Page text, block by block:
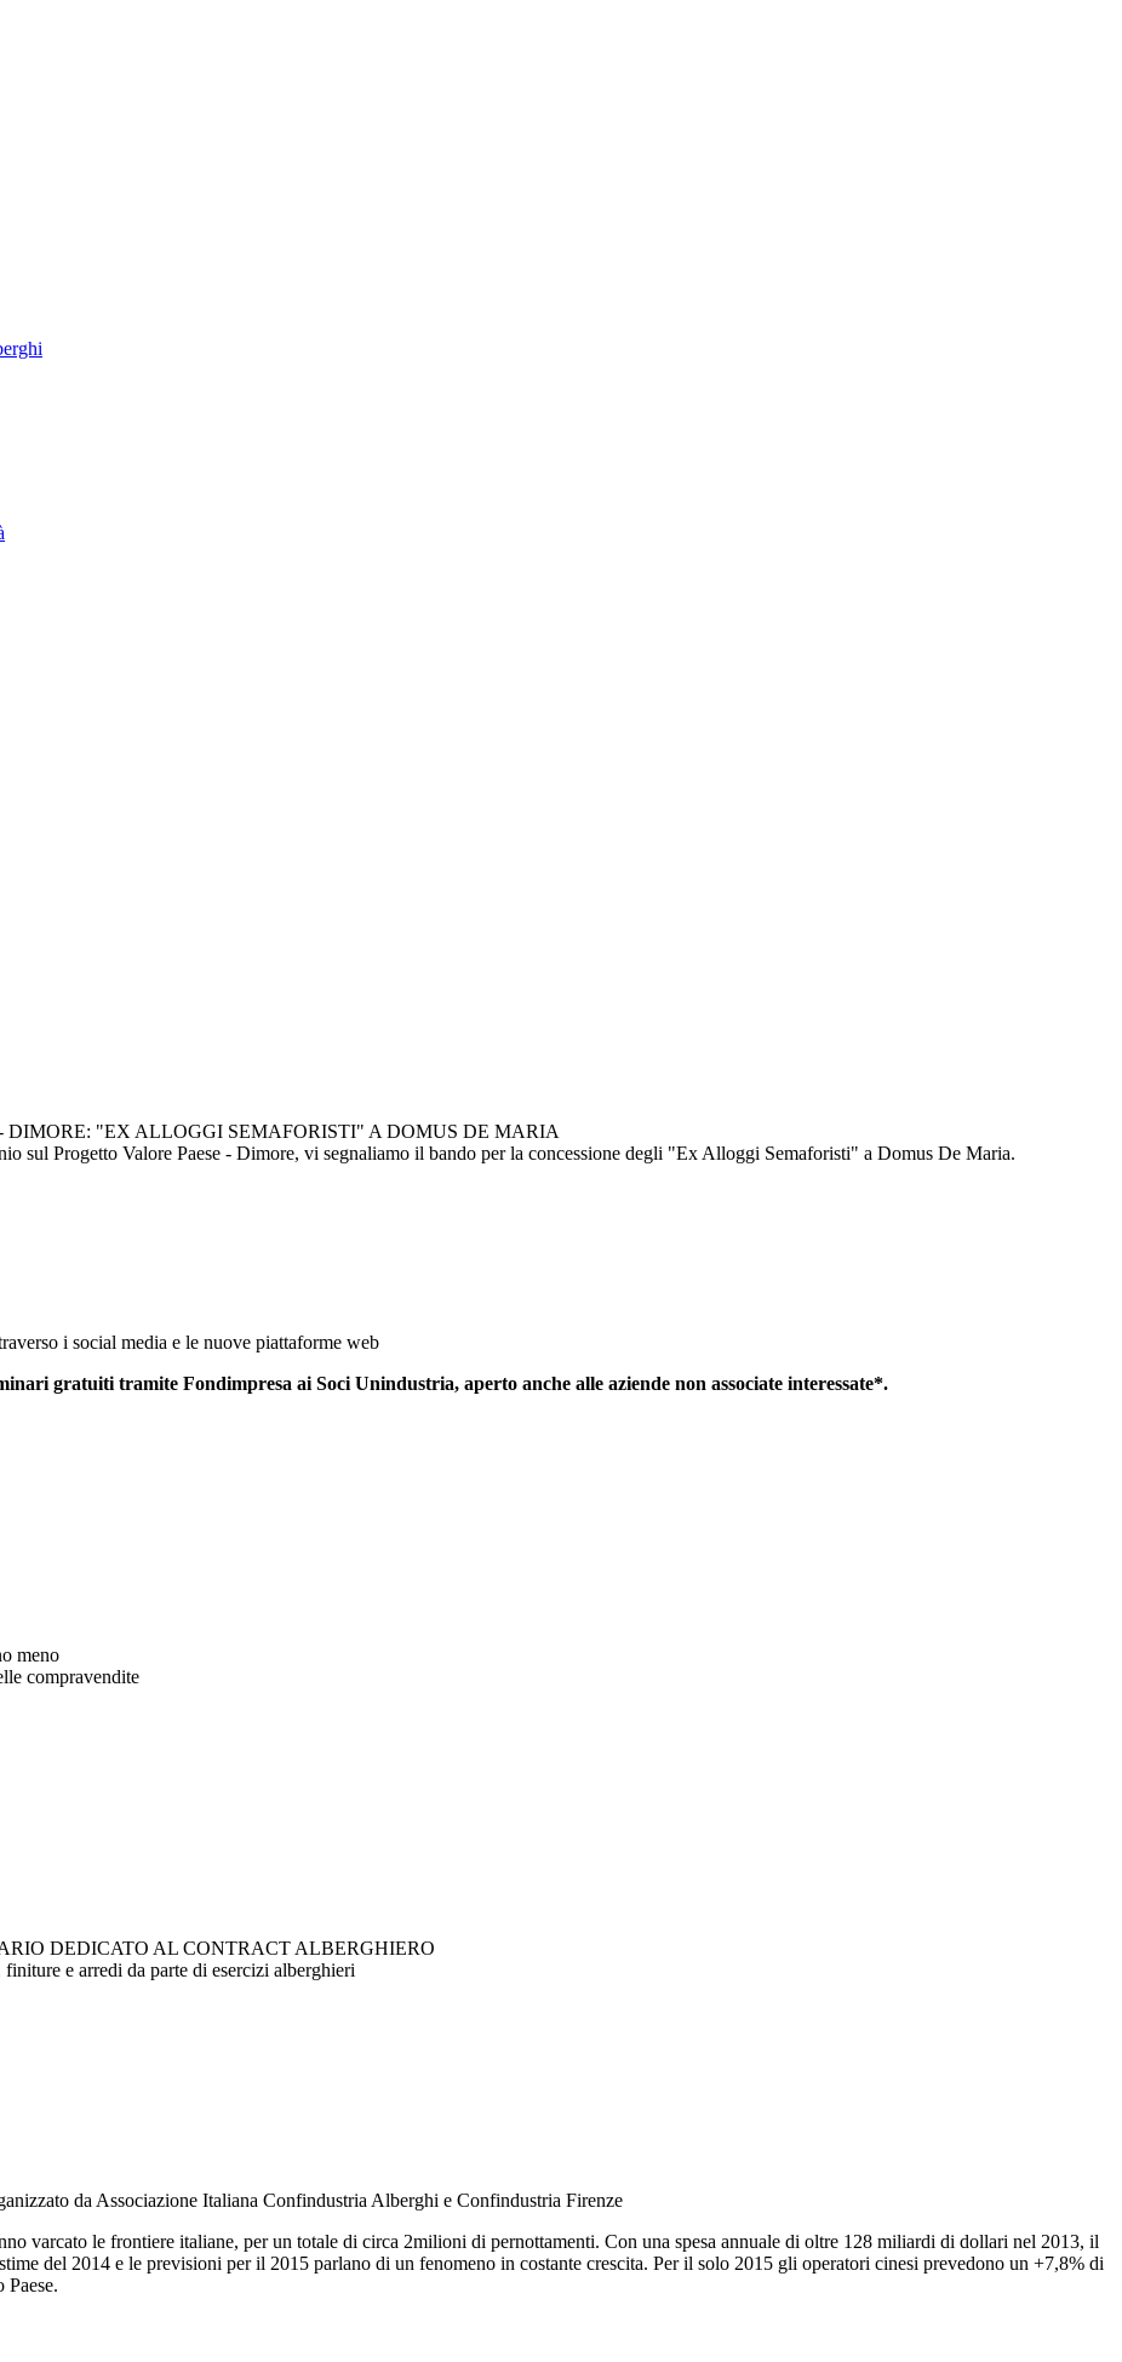
"EX ALLOGGI SEMAFORISTI" A DOMUS DE MARIA
sul Progetto Valore Paese - Dimore, vi segnaliamo il bando per la concessione degli "Ex Alloggi Semaforisti" a Domus De Maria.
i social media e le nuove piattaforme web
gratuiti tramite Fondimpresa ai Soci Unindustria, aperto anche alle aziende non associate interessate*.
meno
compravendite
DEDICATO AL CONTRACT ALBERGHIERO
e arredi da parte di esercizi alberghieri
da Associazione Italiana Confindustria Alberghi e Confindustria Firenze
varcato le frontiere italiane, per un totale di circa 2milioni di pernottamenti. Con una spesa annuale di oltre 128 miliardi di dollari nel 2013, il
del 2014 e le previsioni per il 2015 parlano di un fenomeno in costante crescita. Per il solo 2015 gli operatori cinesi prevedono un +7,8% di
Paese.